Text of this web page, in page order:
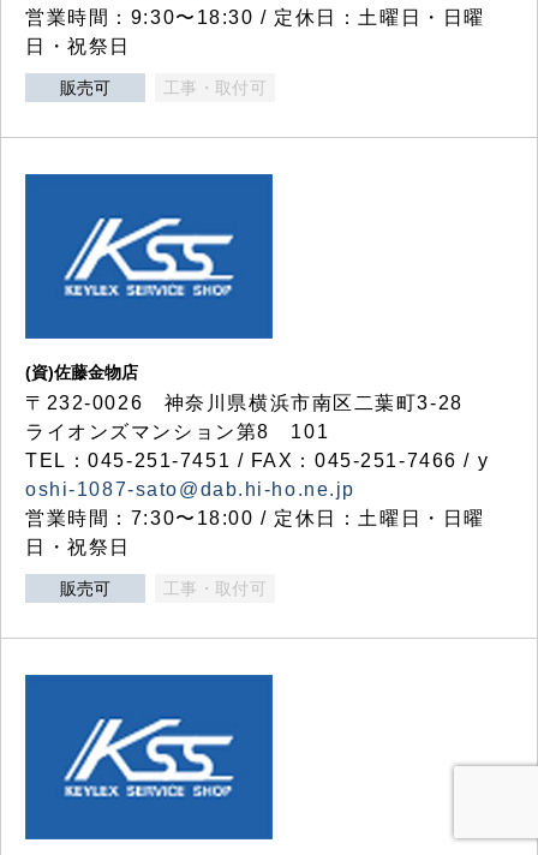
営業時間：9:30〜18:30 / 定休日：土曜日・日曜
日・祝祭日
販売可 工事・取付可
(資)佐藤金物店
〒232-0026 神奈川県横浜市南区二葉町3-28
ライオンズマンション第8 101
TEL：045-251-7451 / FAX：045-251-7466 / y
oshi-1087-sato@dab.hi-ho.ne.jp
営業時間：7:30〜18:00 / 定休日：土曜日・日曜
日・祝祭日
販売可 工事・取付可